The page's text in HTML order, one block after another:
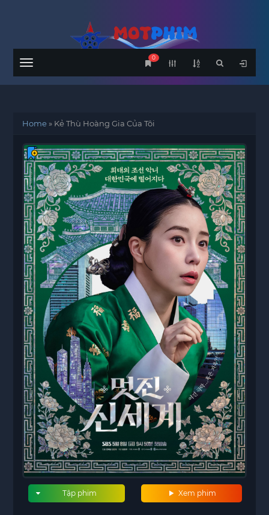
Menu
0
Home» Kẻ Thù Hoàng Gia Của Tôi
Xem phim
Tập phim